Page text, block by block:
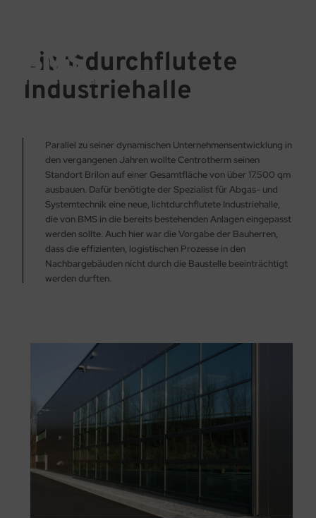
Licht­durchflutete
Industrie­halle
Parallel zu seiner dynamischen Unternehmensentwicklung in
den vergangenen Jahren wollte Centrotherm seinen
Standort Brilon auf einer Gesamtfläche von über 17.500 qm
ausbauen. Dafür benötigte der Spezialist für Abgas- und
Systemtechnik eine neue, lichtdurchflutete Industriehalle,
die von BMS in die bereits bestehenden Anlagen eingepasst
werden sollte. Auch hier war die Vorgabe der Bauherren,
dass die effizienten, logistischen Prozesse in den
Nachbargebäuden nicht durch die Baustelle beeinträchtigt
werden durften.